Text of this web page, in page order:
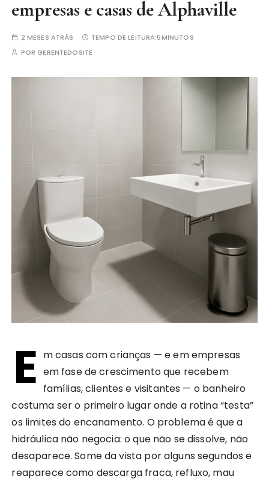
empresas e casas de Alphaville
2 MESES ATRÁS TEMPO DE LEITURA:5MINUTOS
PORGERENTEDOSITE
E m casas com crianças — e em empresas
em fase de crescimento que recebem
famílias, clientes e visitantes — o banheiro
costuma ser o primeiro lugar onde a rotina “testa”
os limites do encanamento. O problema é que a
hidráulica não negocia: o que não se dissolve, não
desaparece. Some da vista por alguns segundos e
reaparece como descarga fraca, refluxo, mau